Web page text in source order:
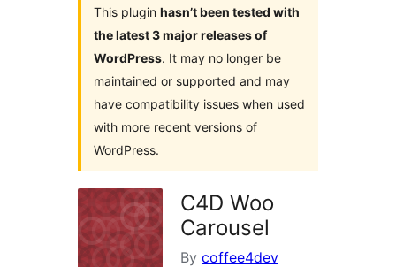
This plugin hasn’t been tested with
the latest 3 major releases of
WordPress. It may no longer be
maintained or supported and may
have compatibility issues when used
with more recent versions of
WordPress.
C4D Woo
Carousel
By coffee4dev